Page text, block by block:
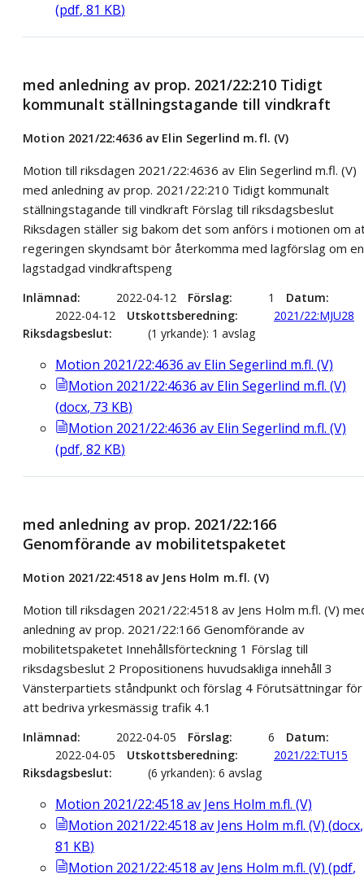
(pdf, 81 KB)
med anledning av prop. 2021/22:210 Tidigt
kommunalt ställningstagande till vindkraft
Motion 2021/22:4636 av Elin Segerlind m.fl. (V)
Motion till riksdagen 2021/22:4636 av Elin Segerlind m.fl. (V)
med anledning av prop. 2021/22:210 Tidigt kommunalt
ställningstagande till vindkraft Förslag till riksdagsbeslut
Riksdagen ställer sig bakom det som anförs i motionen om
regeringen skyndsamt bör återkomma med lagförslag om en
lagstadgad vindkraftspeng
Inlämnad 2022-04-12 Förslag 1
Datum
2022-04-12
Utskottsberedning
2021/22:MJU28
Riksdagsbeslut
(1 yrkande): 1 avslag
Motion 2021/22:4636 av Elin Segerlind m.fl. (V)
Motion 2021/22:4636 av Elin Segerlind m.fl. (V)
(docx, 73 KB)
Motion 2021/22:4636 av Elin Segerlind m.fl. (V)
(pdf, 82 KB)
med anledning av prop. 2021/22:166
Genomförande av mobilitetspaketet
Motion 2021/22:4518 av Jens Holm m.fl. (V)
Motion till riksdagen 2021/22:4518 av Jens Holm m.fl. (V)
anledning av prop. 2021/22:166 Genomförande av
mobilitetspaketet Innehållsförteckning 1 Förslag till
riksdagsbeslut 2 Propositionens huvudsakliga innehåll 3
Vänsterpartiets ståndpunkt och förslag 4 Förutsättningar för
att bedriva yrkesmässig trafik 4.1
Inlämnad 2022-04-05 Förslag 6
Datum
2022-04-05
Utskottsberedning
2021/22:TU15
Riksdagsbeslut
(6 yrkanden): 6 avslag
Motion 2021/22:4518 av Jens Holm m.fl. (V)
Motion 2021/22:4518 av Jens Holm m.fl. (V) (docx,
81 KB)
Motion 2021/22:4518 av Jens Holm m.fl. (V) (pdf,